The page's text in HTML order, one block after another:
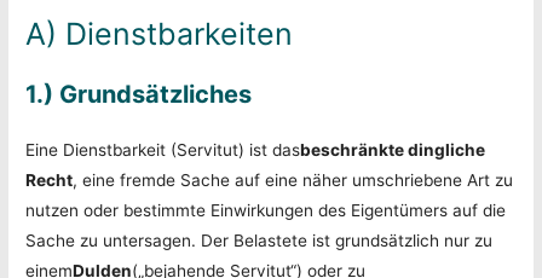
A) Dienstbarkeiten
1.) Grundsätzliches
Eine Dienstbarkeit (Servitut) ist dasbeschränkte dingliche
Recht, eine fremde Sache auf eine näher umschriebene Art zu
nutzen oder bestimmte Einwirkungen des Eigentümers auf die
Sache zu untersagen. Der Belastete ist grundsätzlich nur zu
einemDulden(„bejahende Servitut“) oder zu